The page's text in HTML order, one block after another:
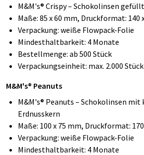
M&M's® Crispy – Schokolinsen
Maße: 85 x 60 mm, Druckformat: 140
Verpackung: weiße Flowpack-Folie
Mindesthaltbarkeit: 4 Monate
Bestellmenge: ab 500 Stück
Verpackungseinheit: max. 2.000
M&M's® Peanuts
M&M's® Peanuts – Schokolinsen mit
Erdnusskern
Maße: 100 x 75 mm, Druckformat:
Verpackung: weiße Flowpack-Folie
Mindesthaltbarkeit: 4 Monate